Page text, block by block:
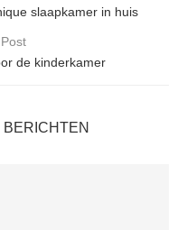
slaapkamer in huis
de kinderkamer